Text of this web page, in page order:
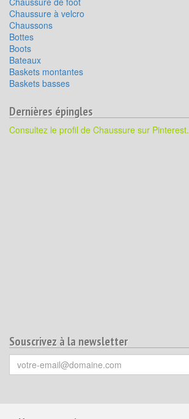
Chaussure à velcro
Chaussons
Bottes
Boots
Bateaux
Baskets montantes
Baskets basses
Dernières épingles
Consultez le profil de Chaussure sur Pinterest.
Souscrivez à la newsletter
Votre
email
Pour